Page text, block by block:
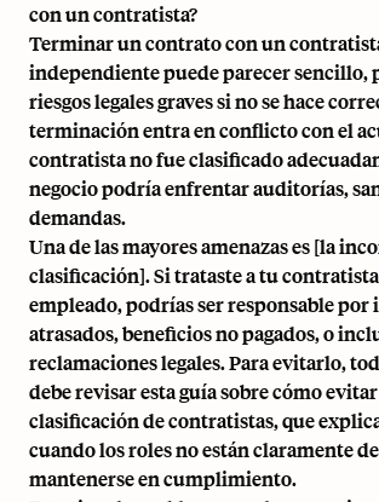
con un contratista?
Terminar un contrato con un
independiente puede parecer sencillo,
riesgos legales graves si no se hace
terminación entra en conflicto con el
contratista no fue clasificado
negocio podría enfrentar auditorías,
demandas.
Una de las mayores amenazas es [la
clasificación]. Si trataste a tu
empleado, podrías ser responsable por
atrasados, beneficios no pagados, o
reclamaciones legales. Para evitarlo,
debe revisar esta guía sobrecómo
clasificación de contratistas, que
cuando los roles no están claramente
mantenerse en cumplimiento.